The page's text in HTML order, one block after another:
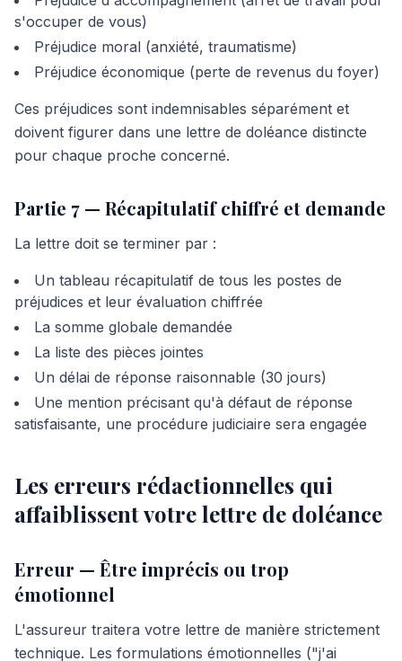
s'occuper de vous)
Préjudice moral (anxiété, traumatisme)
Préjudice économique (perte de revenus du foyer)
Ces préjudices sont indemnisables séparément et
doivent figurer dans une lettre de doléance distincte
pour chaque proche concerné.
Partie 7 — Récapitulatif chiffré et demande
La lettre doit se terminer par :
Un tableau récapitulatif de tous les postes de
préjudices et leur évaluation chiffrée
La somme globale demandée
La liste des pièces jointes
Un délai de réponse raisonnable (30 jours)
Une mention précisant qu'à défaut de réponse
satisfaisante, une procédure judiciaire sera engagée
Les erreurs rédactionnelles qui
affaiblissent votre lettre de doléance
Erreur — Être imprécis ou trop
émotionnel
L'assureur traitera votre lettre de manière strictement
technique. Les formulations émotionnelles ("j'ai